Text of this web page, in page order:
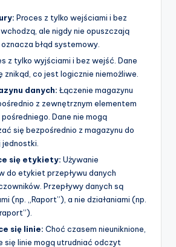
Proces z tylko wejściami i bez
ale nigdy nie opuszczają
błąd systemowy.
z tylko wyjściami i bez wejść. Dane
znikąd, co jest logicznie niemożliwe.
danych: Łączenie magazynu
z zewnętrznym elementem
Dane nie mogą
się bezpośrednio z magazynu do
się etykiety: Używanie
do etykiet przepływu danych
Przepływy danych są
(np. „Raport”), a nie działaniami (np.
się linie: Choć czasem nieuniknione,
się linie mogą utrudniać odczyt